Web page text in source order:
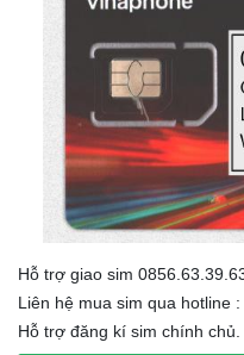
Hỗ trợ giao sim
Liên hệ mua sim qua hotline
Hỗ trợ đăng kí sim chính chủ.